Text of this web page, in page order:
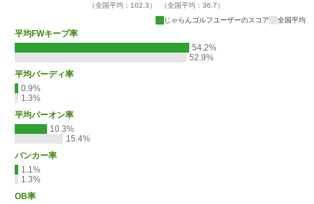
（全国平均：102.3）
（全国平均：36.7）
じゃらんゴルフユーザーのスコア
全国平均
平均FWキープ率
54.2%
52.9%
平均バーディ率
0.9%
1.3%
平均パーオン率
10.3%
15.4%
バンカー率
1.1%
1.3%
OB率